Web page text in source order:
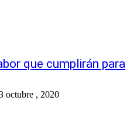
que cumplirán para
octubre , 2020